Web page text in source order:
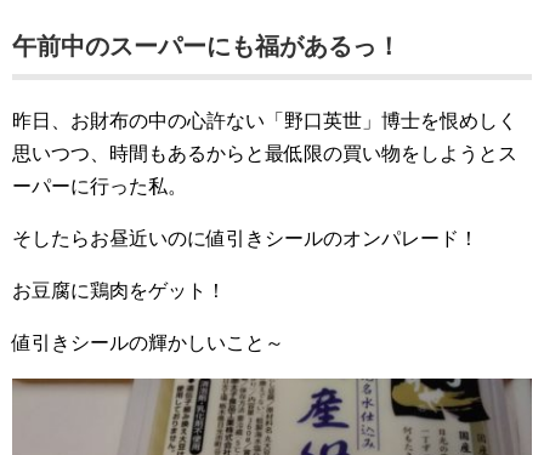
午前中のスーパーにも福があるっ！
昨日、お財布の中の心許ない「野口英世」博士を恨めしく
思いつつ、時間もあるからと最低限の買い物をしようとス
ーパーに行った私。
そしたらお昼近いのに値引きシールのオンパレード！
お豆腐に鶏肉をゲット！
値引きシールの輝かしいこと～